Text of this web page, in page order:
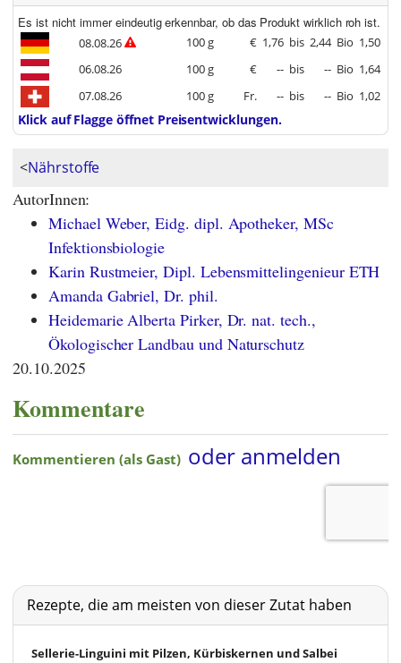
Es ist nicht immer eindeutig erkennbar, ob das Produkt wirklich roh ist.
08.08.26 100 g € 1,76 bis 2,44 Bio 1,50
06.08.26
100 g € -- bis -- Bio 1,64
07.08.26
100 g Fr. -- bis -- Bio 1,02
Klick auf Flagge öffnet Preisentwicklungen.
<Nährstoffe
AutorInnen:
Michael Weber, Eidg. dipl. Apotheker, MSc
Infektionsbiologie
Karin Rustmeier, Dipl. Lebensmittelingenieur ETH
Amanda Gabriel, Dr. phil.
Heidemarie Alberta Pirker, Dr. nat. tech.,
Ökologischer Landbau und Naturschutz
20.10.2025
Kommentare
Rezepte, die am meisten von dieser Zutat haben
Sellerie-Linguini mit Pilzen, Kürbiskernen und Salbei